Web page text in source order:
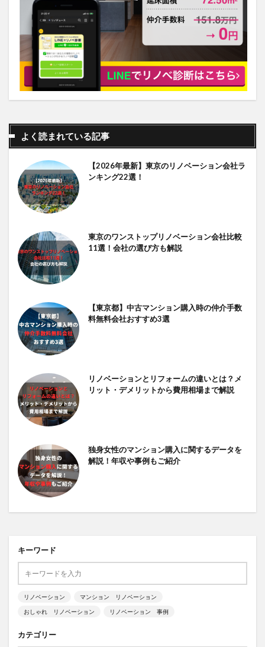
よく読まれている記事
【2026年最新】東京のリノベーション会社ラ
ンキング22選！
東京のワンストップリノベーション会社比較
11選！会社の選び方も解説
【東京都】中古マンション購入時の仲介手数
料無料会社おすすめ3選
リノベーションとリフォームの違いとは？メ
リット・デメリットから費用相場まで解説
独身女性のマンション購入に関するデータを
解説！年収や事例もご紹介
キーワード
リノベーション マンション リノベーション
おしゃれ リノベーション リノベーション 事例
カテゴリー